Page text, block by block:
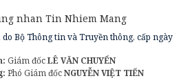
do Bộ Thông tin và Truyền thông, cấp ngày
Giám đốcLÊ VĂN CHUYỂN
Phó Giám đốcNGUYỄN VIỆT TIẾN